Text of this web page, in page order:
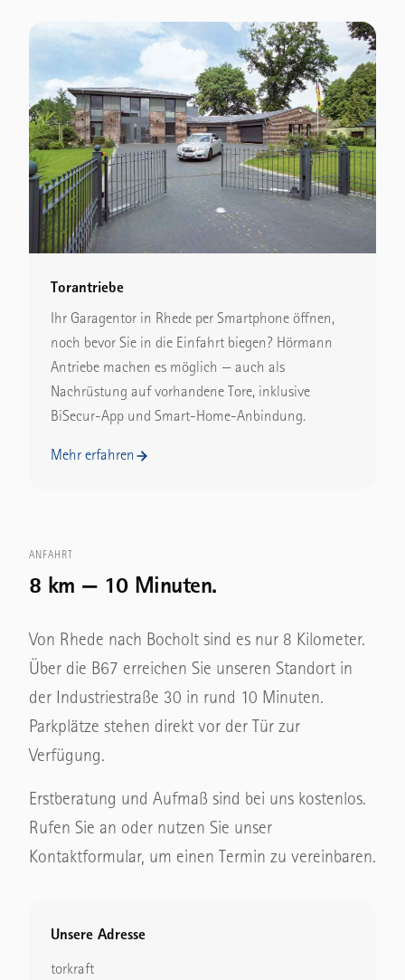
Torantriebe
Ihr Garagentor in Rhede per Smartphone öffnen,
noch bevor Sie in die Einfahrt biegen? Hörmann
Antriebe machen es möglich — auch als
Nachrüstung auf vorhandene Tore, inklusive
BiSecur-App und Smart-Home-Anbindung.
Mehr erfahren
ANFAHRT
8 km — 10 Minuten.
Von Rhede nach Bocholt sind es nur 8 Kilometer.
Über die B67 erreichen Sie unseren Standort in
der Industriestraße 30 in rund 10 Minuten.
Parkplätze stehen direkt vor der Tür zur
Verfügung.
Erstberatung und Aufmaß sind bei uns kostenlos.
Rufen Sie an oder nutzen Sie unser
Kontaktformular, um einen Termin zu vereinbaren.
Unsere Adresse
torkraft